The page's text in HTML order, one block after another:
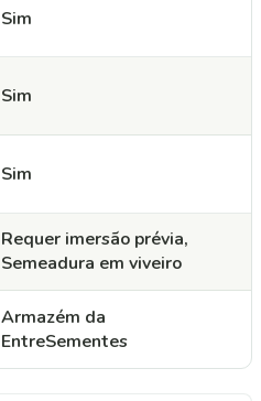
Sim
Sim
Sim
Requer imersão prévia,
Semeadura em viveiro
Armazém da
EntreSementes